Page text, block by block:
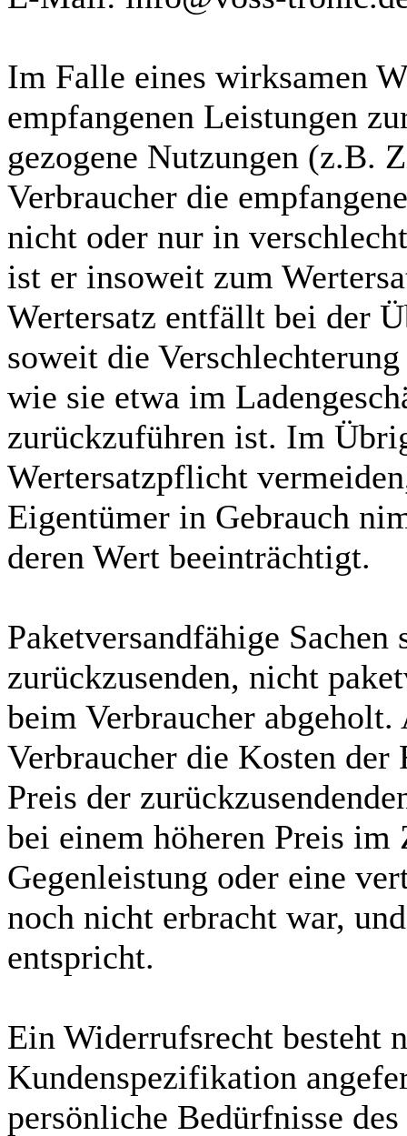
Im Falle eines wirksamen
empfangenen Leistungen
gezogene Nutzungen (z.B.
Verbraucher die
nicht oder nur in
ist er insoweit zum
Wertersatz entfällt bei der
soweit die
wie sie etwa im
zurückzuführen ist. Im
Wertersatzpflicht
Eigentümer in Gebrauch
deren Wert beeinträchtigt.
Paketversandfähige
zurückzusenden, nicht
beim Verbraucher
Verbraucher die Kosten der
Preis der
bei einem höheren Preis
Gegenleistung oder eine
noch nicht erbracht war,
entspricht.
Ein Widerrufsrecht besteht
Kundenspezifikation
persönliche Bedürfnisse